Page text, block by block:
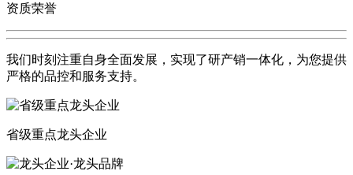
资质荣誉
我们时刻注重自身全面发展，实现了研产销一体化，为您提供
严格的品控和服务支持。
省级重点龙头企业